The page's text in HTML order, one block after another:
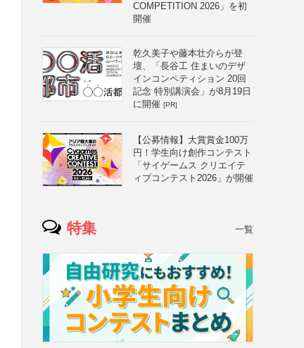
COMPETITION 2026」を初
開催
乾久美子や藤本壮介らが登
壇、「長谷工 住まいのデザ
インコンペティション 20回
記念 特別講演会」が8月19日
に開催 [PR]
【公募情報】大賞賞金100万
円！学生向け創作コンテスト
「サイゲームス クリエイテ
ィブコンテスト2026」が開催
特集 一覧